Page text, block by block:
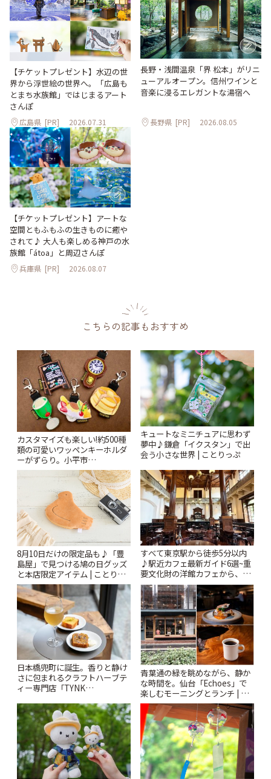
【チケットプレゼント】水辺の世
界から浮世絵の世界へ。「広島も
とまち水族館」ではじまるアート
さんぽ
広島県 [PR] 2026.07.31
長野・浅間温泉「界 松本」がリニ
ューアルオープン。信州ワインと
音楽に浸るエレガントな湯宿へ
長野県 [PR] 2026.08.05
【チケットプレゼント】アートな
空間ともふもふの生きものに癒や
されて♪ 大人も楽しめる神戸の水
族館「átoa」と周辺さんぽ
兵庫県 [PR] 2026.08.07
こちらの記事もおすすめ
カスタマイズも楽しい!約500種
類の可愛いワッペンキーホルダ
ーがずらり。小平市
「Kimamaya T&K」 | ことりっ
ぷ
キュートなミニチュアに思わず
夢中♪鎌倉「イクスタン」で出
会う小さな世界 | ことりっぷ
8月10日だけの限定品も♪「豊
島屋」で見つける鳩の日グッズ
と本店限定アイテム | ことりっ
ぷ
すべて東京駅から徒歩5分以内
♪駅近カフェ最新ガイド6選~重
要文化財の洋館カフェから、改
札すぐのレトロ喫茶まで~ | こと
りっぷ
日本橋兜町に誕生。香りと静け
さに包まれるクラフトハーブテ
ィー専門店「TYNK
青葉通の緑を眺めながら、静か
な時間を。仙台「Echoes」で
楽しむモーニングとランチ | こ
とりっぷ